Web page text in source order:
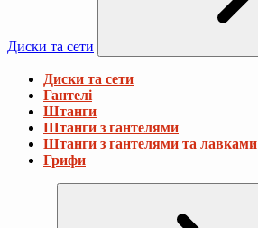
Диски та сети
Диски та сети
Гантелі
Штанги
Штанги з гантелями
Штанги з гантелями та лавками
Грифи